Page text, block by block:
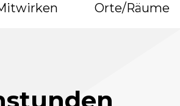
Orte/Räume